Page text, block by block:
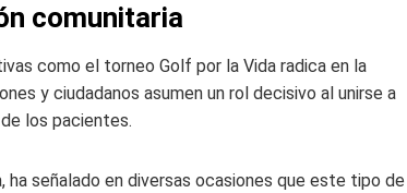
comunitaria
como el torneo Golf por la Vida radica en la
y ciudadanos asumen un rol decisivo al unirse a
los pacientes.
ha señalado en diversas ocasiones que este tipo de